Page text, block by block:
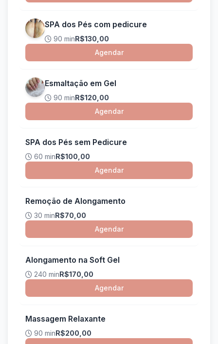
SPA dos Pés com pedicure
90 minR$130,00
Agendar
Esmaltação em Gel
90 minR$120,00
Agendar
SPA dos Pés sem Pedicure
60 minR$100,00
Agendar
Remoção de Alongamento
30 minR$70,00
Agendar
Alongamento na Soft Gel
240 minR$170,00
Agendar
Massagem Relaxante
90 minR$200,00